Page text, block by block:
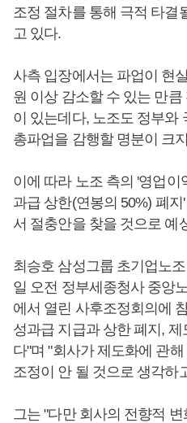
조정 절차를 통해 극적 타결
고 있다.
사측 입장에서는 파업이 현
원 이상 감소할 수 있는 만
이 있는데다, 노조도 정부와
총파업을 감행할 명분이 크
이에 따라 노조 측의 '영업이
과급 상한(연봉의 50%) 폐지
서 절충안을 찾을 것으로 예
최승호 삼성그룹 초기업노
일 오전 정부세종청사 중앙
에서 열린 사후조정회의에
성과급 지급과 상한 폐지,
다"며 "회사가 제도화에 관
조정이 안 될 것으로 생각하
그는 "다만 회사의 전향적